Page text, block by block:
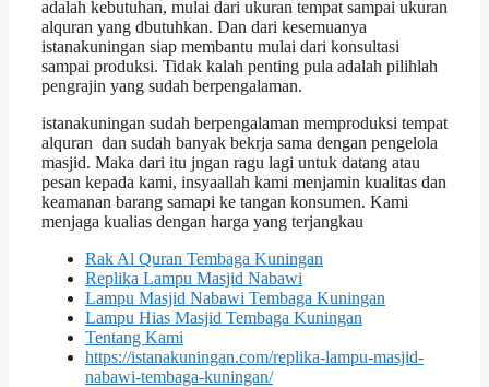
adalah kebutuhan, mulai dari ukuran tempat sampai ukuran
alquran yang dbutuhkan. Dan dari kesemuanya
istanakuningan siap membantu mulai dari konsultasi
sampai produksi. Tidak kalah penting pula adalah pilihlah
pengrajin yang sudah berpengalaman.
istanakuningan sudah berpengalaman memproduksi tempat
alquran dan sudah banyak bekrja sama dengan pengelola
masjid. Maka dari itu jngan ragu lagi untuk datang atau
pesan kepada kami, insyaallah kami menjamin kualitas dan
keamanan barang samapi ke tangan konsumen. Kami
menjaga kualias dengan harga yang terjangkau
Rak Al Quran Tembaga Kuningan
Replika Lampu Masjid Nabawi
Lampu Masjid Nabawi Tembaga Kuningan
Lampu Hias Masjid Tembaga Kuningan
Tentang Kami
https://istanakuningan.com/replika-lampu-masjid-
nabawi-tembaga-kuningan/